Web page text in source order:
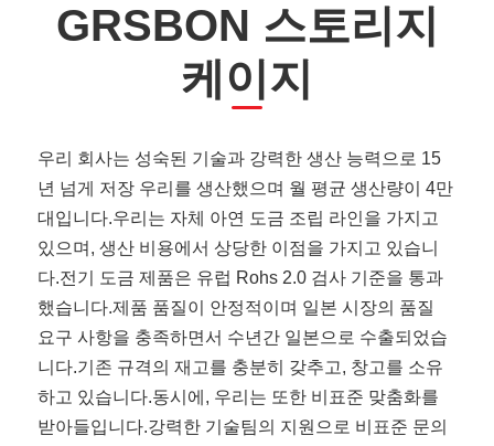
GRSBON 스토리지
케이지
우리 회사는 성숙된 기술과 강력한 생산 능력으로 15
년 넘게 저장 우리를 생산했으며 월 평균 생산량이 4만
대입니다.우리는 자체 아연 도금 조립 라인을 가지고
있으며, 생산 비용에서 상당한 이점을 가지고 있습니
다.전기 도금 제품은 유럽 Rohs 2.0 검사 기준을 통과
했습니다.제품 품질이 안정적이며 일본 시장의 품질
요구 사항을 충족하면서 수년간 일본으로 수출되었습
니다.기존 규격의 재고를 충분히 갖추고, 창고를 소유
하고 있습니다.동시에, 우리는 또한 비표준 맞춤화를
받아들입니다.강력한 기술팀의 지원으로 비표준 문의